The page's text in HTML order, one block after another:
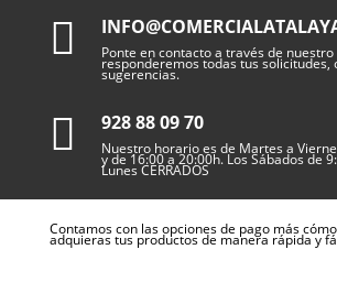
 Ponte en contacto a través de
responderemos todas tus solicitudes,
sugerencias.
 928 88 09 70
Nuestro horario es de Martes a
y de 16:00 a 20:00h. Los Sábados de
Lunes CERRADOS
Contamos con las opciones de pago más
adquieras tus productos de manera rápida y